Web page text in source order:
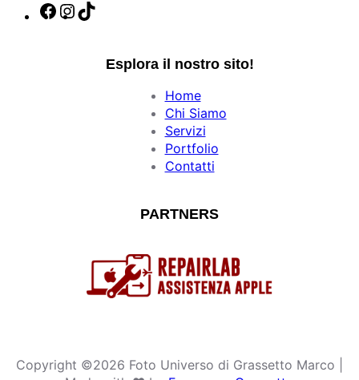
F
I
Esplora il nostro sito!
Home
Chi Siamo
Servizi
Portfolio
Contatti
PARTNERS
Copyright ©2026 Foto Universo di Grassetto Marco |